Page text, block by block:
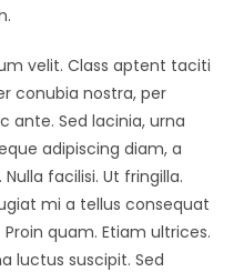
velit. Class aptent taciti
conubia nostra, per
ante. Sed lacinia, urna
adipiscing diam, a
facilisi. Ut fringilla.
mi a tellus consequat
quam. Etiam ultrices.
luctus suscipit. Sed